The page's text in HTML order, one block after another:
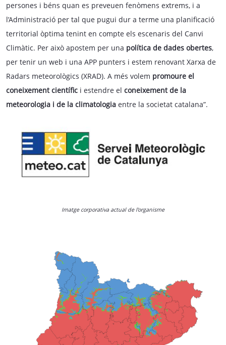
persones i béns quan es preveuen fenòmens extrems, i a
l’Administració per tal que pugui dur a terme una planificació
territorial òptima tenint en compte els escenaris del Canvi
Climàtic. Per això apostem per una política de dades obertes,
per tenir un web i una APP punters i estem renovant Xarxa de
Radars meteorològics (XRAD). A més volem promoure el
coneixement científic i estendre el coneixement de la
meteorologia i de la climatologia entre la societat catalana”.
Imatge corporativa actual de l’organisme